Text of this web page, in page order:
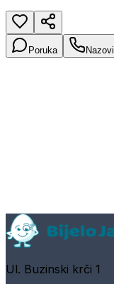
Poruka Nazovi
Ul. Buzinski krči 1